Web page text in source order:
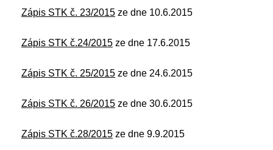
Zápis STK č. 23/2015 ze dne 10.6.2015
Zápis STK č.24/2015 ze dne 17.6.2015
Zápis STK č. 25/2015 ze dne 24.6.2015
Zápis STK č. 26/2015 ze dne 30.6.2015
Zápis STK č.28/2015 ze dne 9.9.2015